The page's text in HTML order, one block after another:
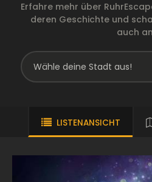
Erfahre mehr über
deren Geschichte und
auch
LISTENANSICHT